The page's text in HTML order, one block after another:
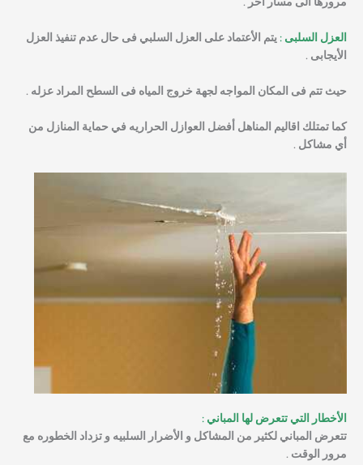
العزل السلبى :يتم الأعتماد على العزل السلبي فى حال عدم تنفيذ العزل
الأيجابى .
حيث تتم فى المكان المواجه لجهة خروج المياه فى السطح المراد عزله .
كما تمتلك اقاليم المناهل أفضل العوازل الحراريه في حماية المنازل من
أي مشاكل .
الأخطار التي تتعرض لها المباني :
تتعرض المباني لكثير من المشاكل و الأضرار السلبيه و تزداد الخطوره مع
مرور الوقت .